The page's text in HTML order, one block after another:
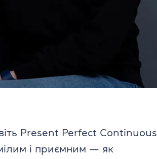
Present Perfect Continuous
і приємним — як